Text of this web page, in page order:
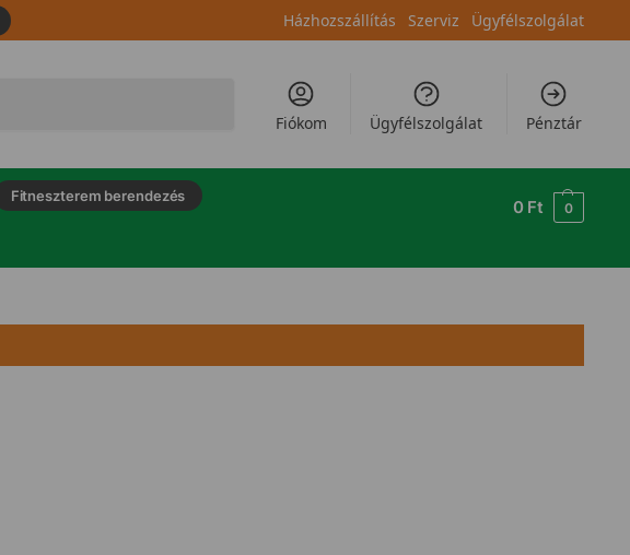
Házhozszállítás Szerviz Ügyfélszolgálat
Fiókom Ügyfélszolgálat Pénztár
Fitneszterem berendezés
0 Ft 0